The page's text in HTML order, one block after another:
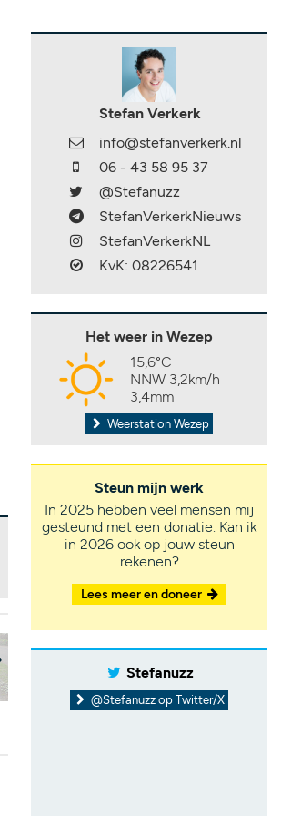
Stefan Verkerk
info@stefanverkerk.nl
06 - 43 58 95 37
@Stefanuzz
StefanVerkerkNieuws
StefanVerkerkNL
KvK: 08226541
Het weer in Wezep
15,6°C
NNW 3,2km/h
3,4mm
Weerstation Wezep
Steun mijn werk
In 2025 hebben veel mensen mij
gesteund met een donatie. Kan ik
in 2026 ook op jouw steun
rekenen?
Lees meer en doneer
Stefanuzz
@Stefanuzz op Twitter/X